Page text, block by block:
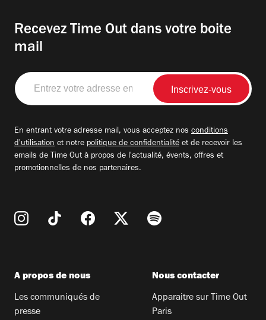
Recevez Time Out dans votre boite
mail
Entrez
votre
adresse
En entrant votre adresse mail, vous acceptez nos conditions
d'utilisation et notre politique de confidentialité et de recevoir les
emails de Time Out à propos de l'actualité, évents, offres et
promotionnelles de nos partenaires.
A propos de nous
Les communiqués de
presse
Nous contacter
Apparaitre sur Time Out
Paris